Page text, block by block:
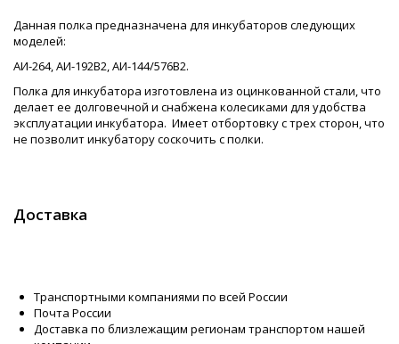
Данная полка предназначена для инкубаторов следующих
моделей:
АИ-264, АИ-192В2, АИ-144/576В2.
Полка для инкубатора изготовлена из оцинкованной стали, что
делает ее долговечной и снабжена колесиками для удобства
эксплуатации инкубатора. Имеет отбортовку с трех сторон, что
не позволит инкубатору соскочить с полки.
Доставка
Транспортными компаниями по всей России
Почта России
Доставка по близлежащим регионам транспортом нашей